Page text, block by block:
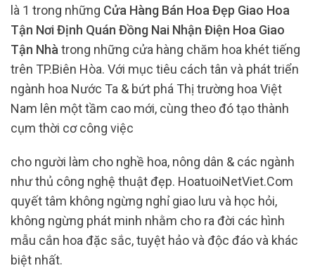
là 1 trong những Cửa Hàng Bán Hoa Đẹp Giao Hoa
Tận Nơi Định Quán Đồng Nai Nhận Điện Hoa Giao
Tận Nhà trong những cửa hàng chăm hoa khét tiếng
trên TP.Biên Hòa. Với mục tiêu cách tân và phát triển
ngành hoa Nước Ta & bứt phá Thị trường hoa Việt
Nam lên một tầm cao mới, cùng theo đó tạo thành
cụm thời cơ công việc
cho người làm cho nghề hoa, nông dân & các ngành
như thủ công nghệ thuật đẹp. HoatuoiNetViet.Com
quyết tâm không ngừng nghỉ giao lưu và học hỏi,
không ngừng phát minh nhằm cho ra đời các hình
mẫu cắn hoa đặc sắc, tuyệt hảo và độc đáo và khác
biệt nhất.